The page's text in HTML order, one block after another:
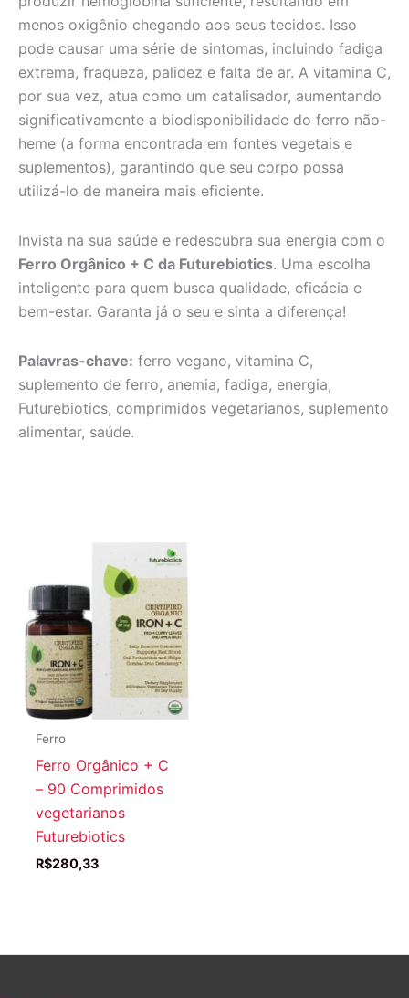
menos oxigênio chegando aos seus tecidos. Isso
pode causar uma série de sintomas, incluindo fadiga
extrema, fraqueza, palidez e falta de ar. A vitamina C,
por sua vez, atua como um catalisador, aumentando
significativamente a biodisponibilidade do ferro não-
heme (a forma encontrada em fontes vegetais e
suplementos), garantindo que seu corpo possa
utilizá-lo de maneira mais eficiente.
Invista na sua saúde e redescubra sua energia com o
Ferro Orgânico + C da Futurebiotics. Uma escolha
inteligente para quem busca qualidade, eficácia e
bem-estar. Garanta já o seu e sinta a diferença!
Palavras-chave: ferro vegano, vitamina C,
suplemento de ferro, anemia, fadiga, energia,
Futurebiotics, comprimidos vegetarianos, suplemento
alimentar, saúde.
Ferro
Ferro Orgânico + C
– 90 Comprimidos
vegetarianos
Futurebiotics
R$280,33